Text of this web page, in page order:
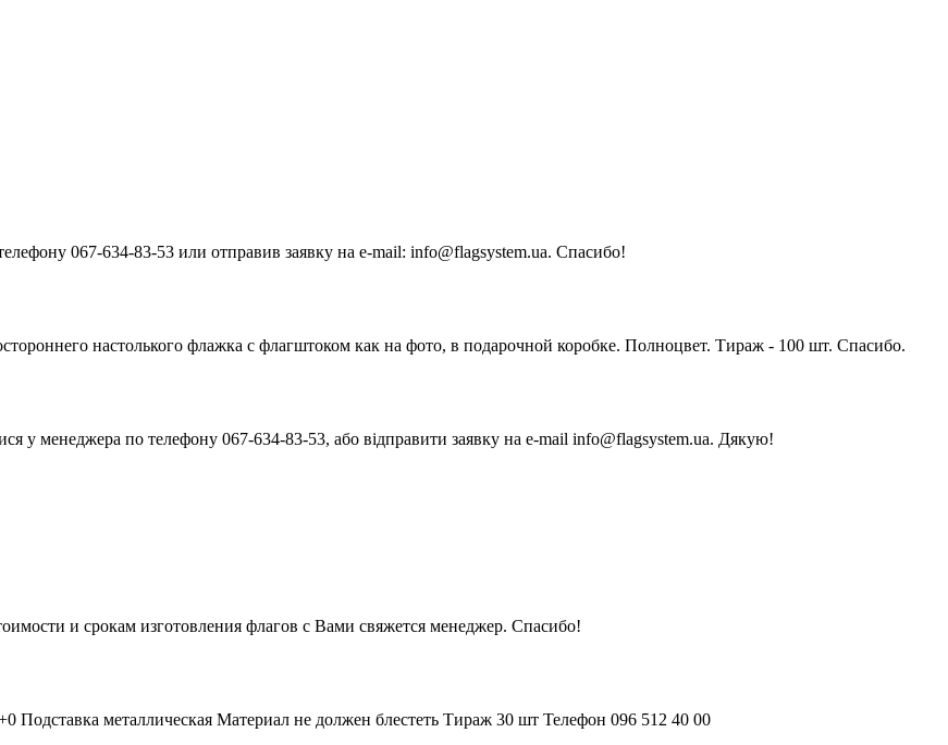
067-634-83-53 или отправив заявку на e-mail: info@flagsystem.ua. Спасибо!
настолького флажка с флагштоком как на фото, в подарочной коробке. Полноцвет. Тираж - 100 шт. Спасибо.
у менеджера по телефону 067-634-83-53, або відправити заявку на e-mail info@flagsystem.ua. Дякую!
и срокам изготовления флагов с Вами свяжется менеджер. Спасибо!
металлическая Материал не должен блестеть Тираж 30 шт Телефон 096 512 40 00